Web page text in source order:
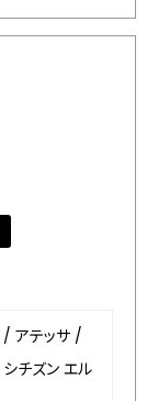
/ アテッサ /
シチズン エル